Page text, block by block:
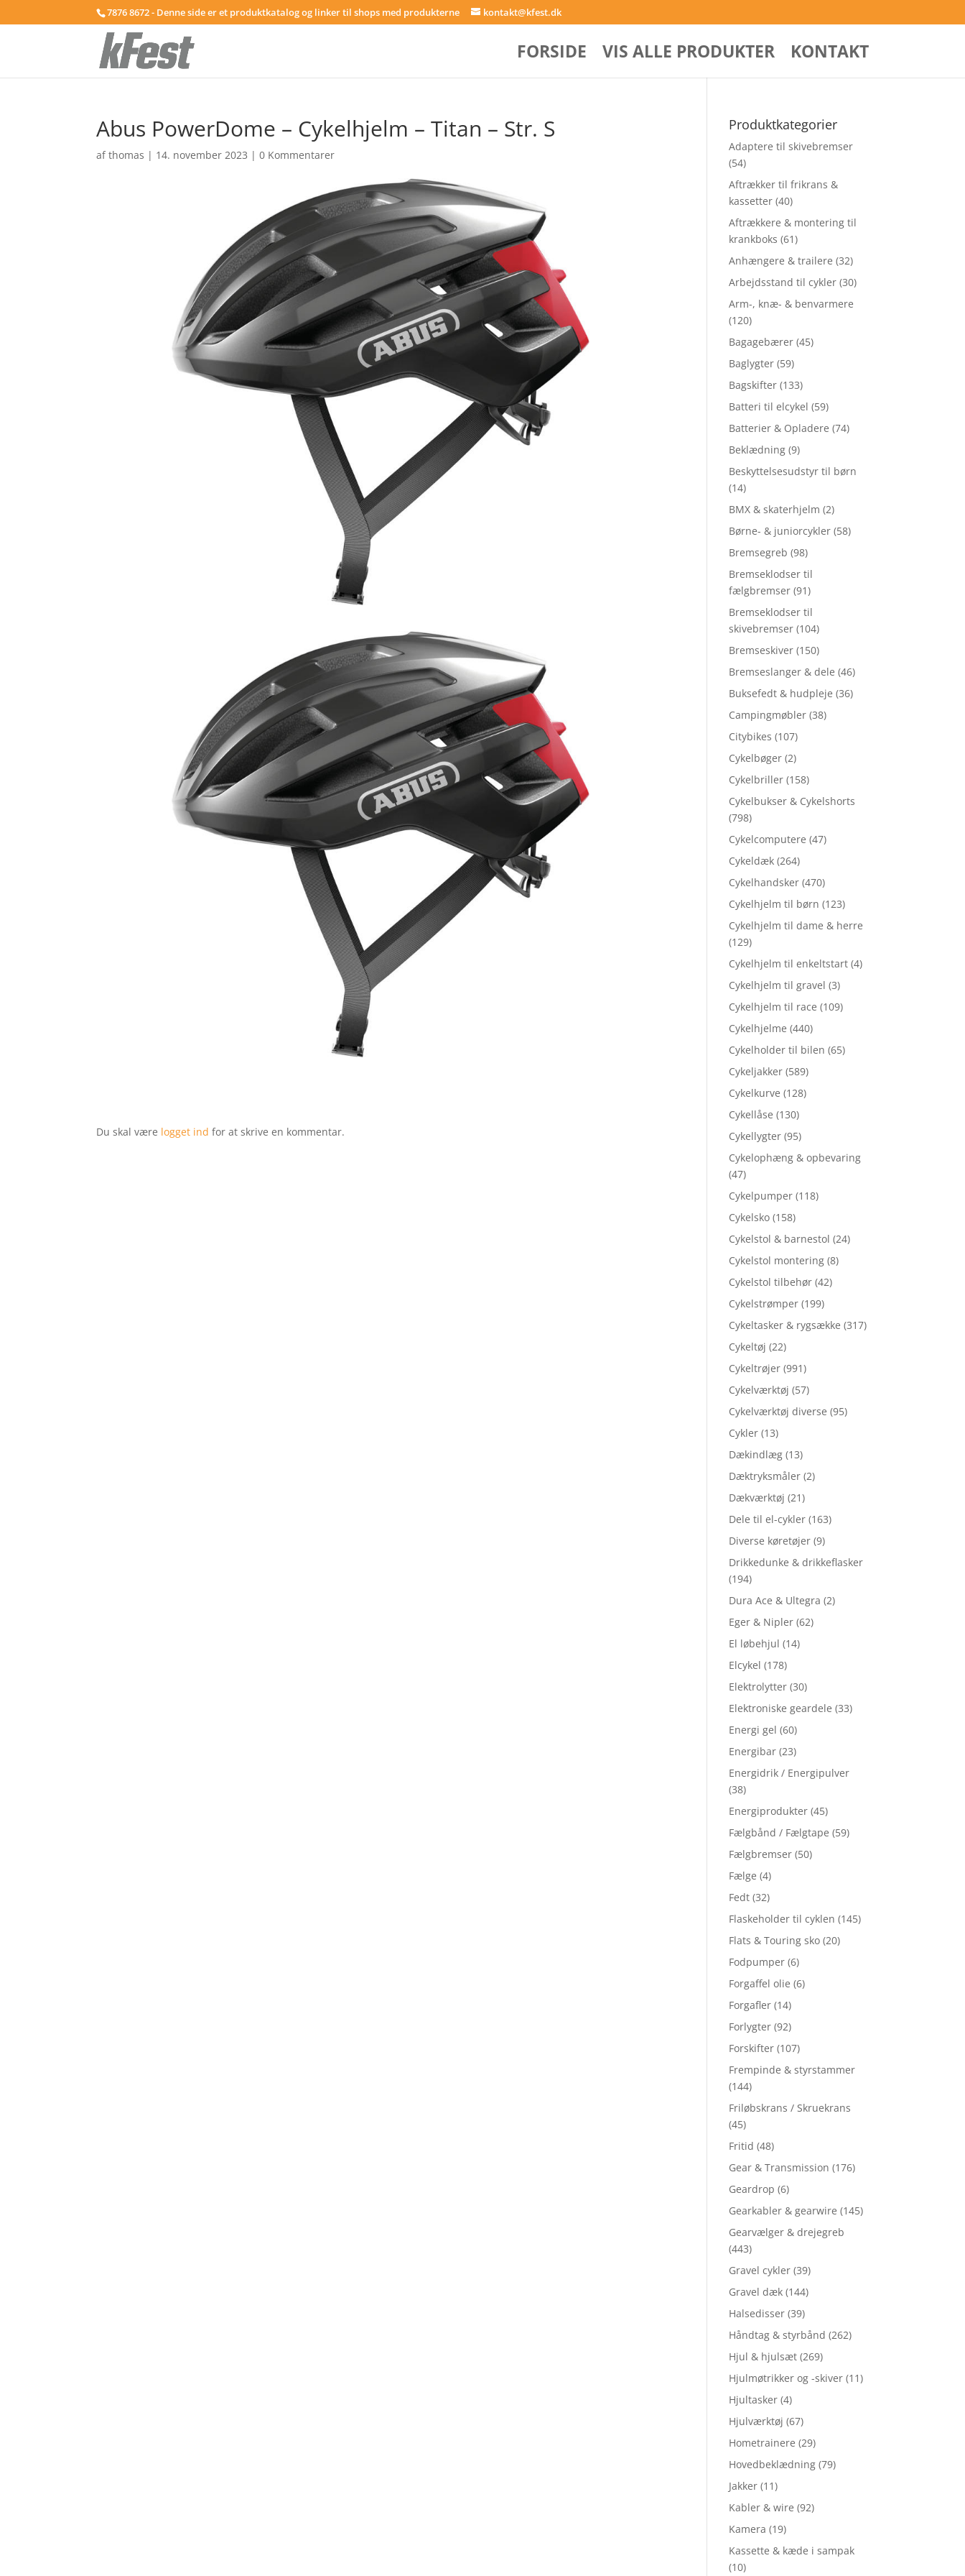
7876 8672 - Denne side er et produktkatalog og linker til shops med produkterne kontakt@kfest.dk
FORSIDE VIS ALLE PRODUKTER KONTAKT
Abus PowerDome – Cykelhjelm – Titan – Str. S
afthomas | 14. november 2023 |0 Kommentarer
Du skal være logget ind for at skrive en kommentar.
Produktkategorier
Adaptere til skivebremser
(54)
Aftrækker til frikrans &
kassetter (40)
Aftrækkere & montering til
krankboks (61)
Anhængere & trailere (32)
Arbejdsstand til cykler (30)
Arm-, knæ- & benvarmere
(120)
Bagagebærer (45)
Baglygter (59)
Bagskifter (133)
Batteri til elcykel (59)
Batterier & Opladere (74)
Beklædning (9)
Beskyttelsesudstyr til børn
(14)
BMX & skaterhjelm (2)
Børne- & juniorcykler (58)
Bremsegreb (98)
Bremseklodser til
fælgbremser (91)
Bremseklodser til
skivebremser (104)
Bremseskiver (150)
Bremseslanger & dele (46)
Buksefedt & hudpleje (36)
Campingmøbler (38)
Citybikes (107)
Cykelbøger (2)
Cykelbriller (158)
Cykelbukser & Cykelshorts
(798)
Cykelcomputere (47)
Cykeldæk (264)
Cykelhandsker (470)
Cykelhjelm til børn (123)
Cykelhjelm til dame & herre
(129)
Cykelhjelm til enkeltstart (4)
Cykelhjelm til gravel (3)
Cykelhjelm til race (109)
Cykelhjelme (440)
Cykelholder til bilen (65)
Cykeljakker (589)
Cykelkurve (128)
Cykellåse (130)
Cykellygter (95)
Cykelophæng & opbevaring
(47)
Cykelpumper (118)
Cykelsko (158)
Cykelstol & barnestol (24)
Cykelstol montering (8)
Cykelstol tilbehør (42)
Cykelstrømper (199)
Cykeltasker & rygsække (317)
Cykeltøj (22)
Cykeltrøjer (991)
Cykelværktøj (57)
Cykelværktøj diverse (95)
Cykler (13)
Dækindlæg (13)
Dæktryksmåler (2)
Dækværktøj (21)
Dele til el-cykler (163)
Diverse køretøjer (9)
Drikkedunke & drikkeflasker
(194)
Dura Ace & Ultegra (2)
Eger & Nipler (62)
El løbehjul (14)
Elcykel (178)
Elektrolytter (30)
Elektroniske geardele (33)
Energi gel (60)
Energibar (23)
Energidrik / Energipulver
(38)
Energiprodukter (45)
Fælgbånd / Fælgtape (59)
Fælgbremser (50)
Fælge (4)
Fedt (32)
Flaskeholder til cyklen (145)
Flats & Touring sko (20)
Fodpumper (6)
Forgaffel olie (6)
Forgafler (14)
Forlygter (92)
Forskifter (107)
Frempinde & styrstammer
(144)
Friløbskrans / Skruekrans
(45)
Fritid (48)
Gear & Transmission (176)
Geardrop (6)
Gearkabler & gearwire (145)
Gearvælger & drejegreb
(443)
Gravel cykler (39)
Gravel dæk (144)
Halsedisser (39)
Håndtag & styrbånd (262)
Hjul & hjulsæt (269)
Hjulmøtrikker og -skiver (11)
Hjultasker (4)
Hjulværktøj (67)
Hometrainere (29)
Hovedbeklædning (79)
Jakker (11)
Kabler & wire (92)
Kamera (19)
Kassette & kæde i sampak
(10)